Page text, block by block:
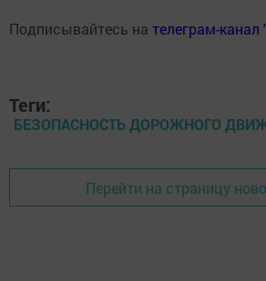
Подписывайтесь на телеграм-
Теги:
БЕЗОПАСНОСТЬ ДОРОЖНОГО
Перейти на страницу